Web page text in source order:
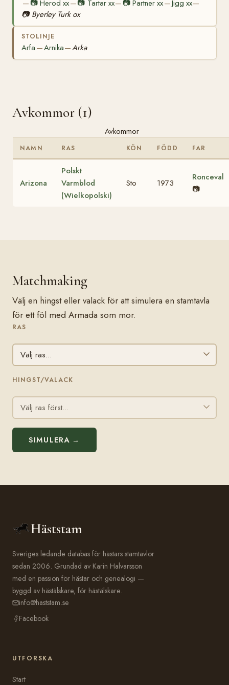
— 📷Herod xx—📷 Tartar xx— 📷Partner xx—Jigg xx—
📷 Byerley Turk ox
STOLINJE
Arfa —Arnika—Arka
Avkommor (1)
Avkommor
NAMN RAS KÖN FÖDD FAR
Arizona
Polskt
Varmblod
(Wielkopolski)
Sto 1973
Ronceval
📷
Matchmaking
Välj en hingst eller valack för att simulera en stamtavla
för ett föl med Armada som mor.
RAS
HINGST/VALACK
SIMULERA →
Häststam
Sveriges ledande databas för hästars stamtavlor
sedan 2006. Grundad av Karin Halvarsson
med en passion för hästar och genealogi —
byggd av hästälskare, för hästälskare.
info@haststam.se
Facebook
UTFORSKA
Start